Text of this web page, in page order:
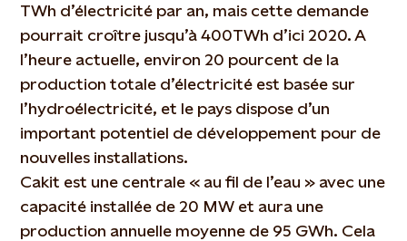
TWh d’électricité par an, mais cette demande
pourrait croître jusqu’à 400TWh d’ici 2020. A
l’heure actuelle, environ 20 pourcent de la
production totale d’électricité est basée sur
l’hydroélectricité, et le pays dispose d’un
important potentiel de développement pour de
nouvelles installations.
Cakit est une centrale « au fil de l’eau » avec une
capacité installée de 20 MW et aura une
production annuelle moyenne de 95 GWh. Cela